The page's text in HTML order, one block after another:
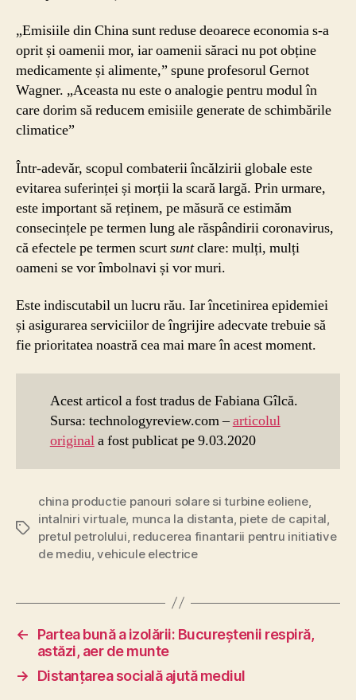
„Emisiile din China sunt reduse deoarece economia s-a
oprit și oamenii mor, iar oamenii săraci nu pot obține
medicamente și alimente,” spune profesorul Gernot
Wagner. „Aceasta nu este o analogie pentru modul în
care dorim să reducem emisiile generate de schimbările
climatice”
Într-adevăr, scopul combaterii încălzirii globale este
evitarea suferinței și morții la scară largă. Prin urmare,
este important să reținem, pe măsură ce estimăm
consecințele pe termen lung ale răspândirii coronavirus,
că efectele pe termen scurtsuntclare: mulți, mulți
oameni se vor îmbolnavi și vor muri.
Este indiscutabil un lucru rău. Iar încetinirea epidemiei
și asigurarea serviciilor de îngrijire adecvate trebuie să
fie prioritatea noastră cea mai mare în acest moment.
Acest articol a fost tradus de Fabiana Gîlcă.
Sursa: technologyreview.com –articolul
originala fost publicat pe 9.03.2020
Etichete
china productie panouri solare si turbine eoliene,
intalniri virtuale, munca la distanta piete de capital
pretul petrolului reducerea finantarii pentru initiative
de mediu ,vehicule electrice
←
Partea bună a izolării: Bucureştenii respiră,
astăzi, aer de munte
→
Distanțarea socială ajută mediul